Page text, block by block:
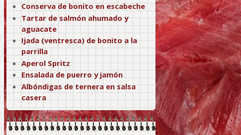
Conserva de bonito en escabeche
Tartar de salmón ahumado y
aguacate
Ijada (ventresca) de bonito a la
parrilla
Aperol Spritz
Ensalada de puerro y jamón
Albóndigas de ternera en salsa
casera